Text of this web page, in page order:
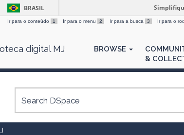
BRASIL
Ir para o conteúdo 1 Ir para o menu 2 Ir para a busca 3 Ir para o
digital MJ BROWSE
&